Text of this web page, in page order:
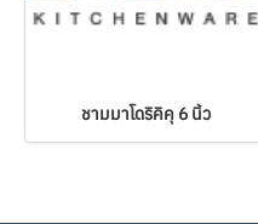
ชามมาโดริคิคุ 6 นิ้ว